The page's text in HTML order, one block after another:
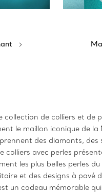
de colliers et
le maillon iconique de
des diamants,
avec perles
les plus belles perles
et des designs à
un cadeau mémorable